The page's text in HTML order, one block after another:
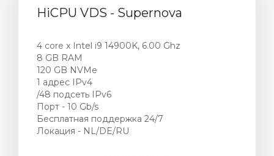
HiCPU VDS - Supernova
4 core x Intel i9 14900K, 6.00 Ghz
8 GB RAM
120 GB NVMe
1 адрес IPv4
/48 подсеть IPv6
Порт - 10 Gb/s
Бесплатная поддержка 24/7
Локация - NL/DE/RU